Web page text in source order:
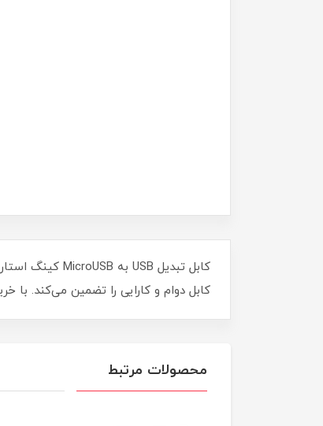
کابل دوام و کارایی را تضمین می‌کند. با
محصولات مرتبط